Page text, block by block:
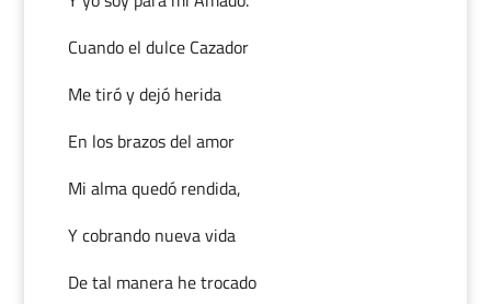
Cuando el dulce Cazador
Me tiró y dejó herida
En los brazos del amor
Mi alma quedó rendida,
Y cobrando nueva vida
De tal manera he trocado